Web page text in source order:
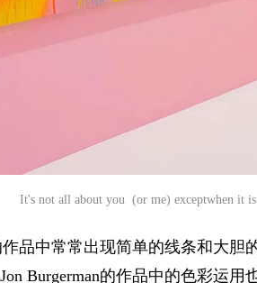
It's not all about you (or me) exceptwhen it
作品中常常出现简单的线条和大
Burgerman的作品中的色彩运